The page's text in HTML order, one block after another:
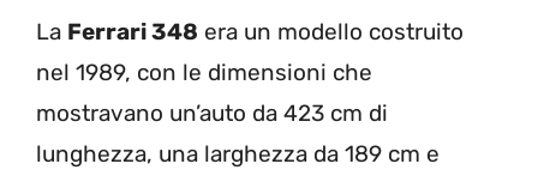
La Ferrari 348 era un modello costruito
nel 1989, con le dimensioni che
mostravano un’auto da 423 cm di
lunghezza, una larghezza da 189 cm e